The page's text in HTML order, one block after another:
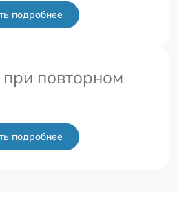
подробнее
повторном
подробнее